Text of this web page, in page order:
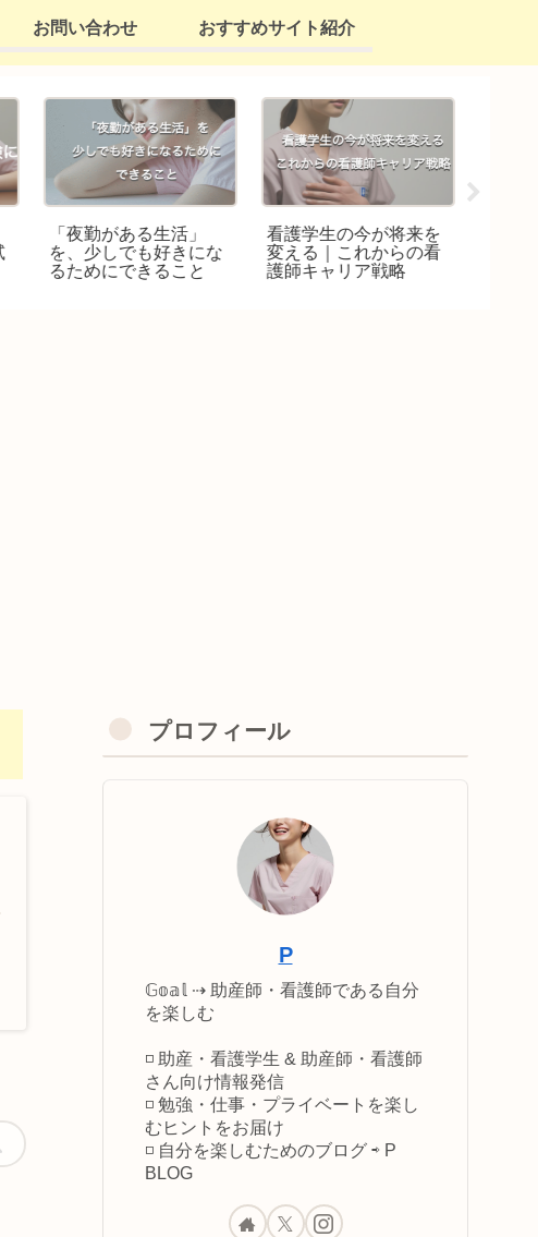
お問い合わせ おすすめサイト紹介
「夜勤がある生活」
を、少しでも好きにな
るためにできること
看護学生の今が将来を
変える｜これからの看
護師キャリア戦略
プロフィール
P
𝔾𝕠𝕒𝕝 ⇢ 助産師・看護師である自分
を楽しむ
◽️ 助産・看護学生 & 助産師・看護師
さん向け情報発信
◽️ 勉強・仕事・プライベートを楽し
むヒントをお届け
◽️ 自分を楽しむためのブログ ⇨ P
BLOG